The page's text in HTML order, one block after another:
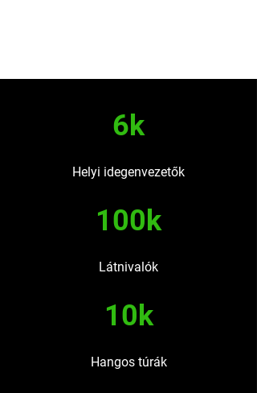
6k
Helyi idegenvezetők
100k
Látnivalók
10k
Hangos túrák